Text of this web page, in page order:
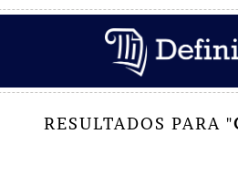
RESULTADOS PARA "